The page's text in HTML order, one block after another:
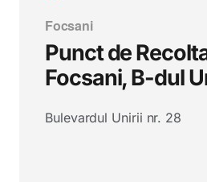
Focsani
Punct de
Focsani, B-dul
Bulevardul Unirii nr. 28